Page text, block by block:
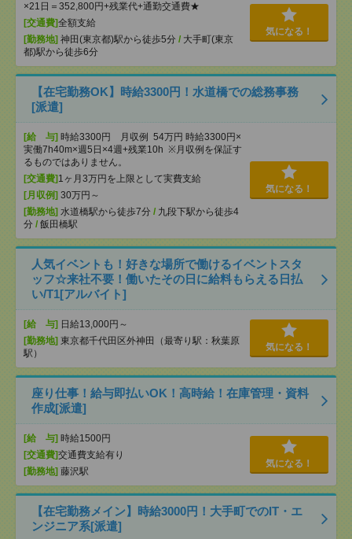
×21日＝352,800円+残業代+通勤交通費★
[交通費]全額支給
[勤務地] 神田(東京都)駅から徒歩5分 / 大手町(東京
都)駅から徒歩6分
気になる！
【在宅勤務OK】時給3300円！水道橋での総務事務
[派遣]
[給 与] 時給3300円 月収例 54万円 時給3300円×
実働7h40m×週5日×4週+残業10h ※月収例を保証す
るものではありません。
[交通費] 1ヶ月3万円を上限として実費支給
[月収例] 30万円～
[勤務地] 水道橋駅から徒歩7分 / 九段下駅から徒歩4
分 / 飯田橋駅
気になる！
人気イベントも！好きな場所で働けるイベントスタ
ッフ☆来社不要！働いたその日に給料もらえる日払
い/T1[アルバイト]
[給 与] 日給13,000円～
[勤務地] 東京都千代田区外神田（最寄り駅：秋葉原
駅）
気になる！
座り仕事！給与即払いOK！高時給！在庫管理・資料
作成[派遣]
[給 与] 時給1500円
[交通費]交通費支給有り
[勤務地] 藤沢駅
気になる！
【在宅勤務メイン】時給3000円！大手町でのIT・エ
ンジニア系[派遣]